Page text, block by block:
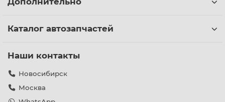
Каталог автозапчастей
Наши контакты
Новосибирск
Москва